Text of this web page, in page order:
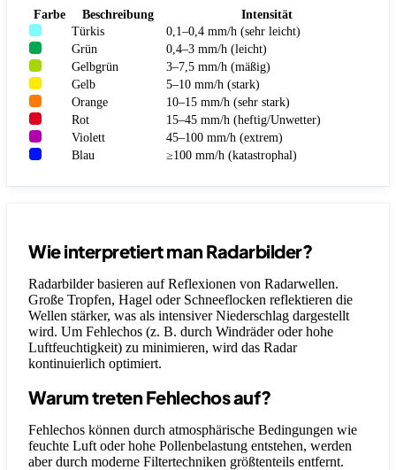
Farbe Beschreibung
Intensität
Türkis
0,1–0,4 mm/h (sehr leicht)
Grün
0,4–3 mm/h (leicht)
Gelbgrün
3–7,5 mm/h (mäßig)
Gelb
5–10 mm/h (stark)
Orange
10–15 mm/h (sehr stark)
Rot
15–45 mm/h (heftig/Unwetter)
Violett
45–100 mm/h (extrem)
Blau
≥100 mm/h (katastrophal)
Wie interpretiert man Radarbilder?
Radarbilder basieren auf Reflexionen von Radarwellen.
Große Tropfen, Hagel oder Schneeflocken reflektieren die
Wellen stärker, was als intensiver Niederschlag dargestellt
wird. Um Fehlechos (z. B. durch Windräder oder hohe
Luftfeuchtigkeit) zu minimieren, wird das Radar
kontinuierlich optimiert.
Warum treten Fehlechos auf?
Fehlechos können durch atmosphärische Bedingungen wie
feuchte Luft oder hohe Pollenbelastung entstehen, werden
aber durch moderne Filtertechniken größtenteils entfernt.